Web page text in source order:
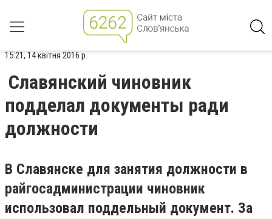
15:21, 14 квітня 2016 р.
Славянский чиновник
подделал документы ради
должности
В Славянске для занятия должности в
райгосадминистрации чиновник
использовал поддельный документ. За